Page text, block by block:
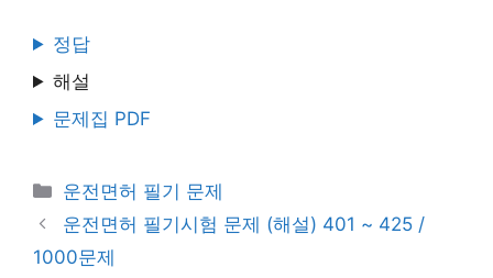
정답
해설
문제집 PDF
Categories
운전면허 필기 문제
운전면허 필기시험 문제 (해설) 401 ~ 425 /
1000문제